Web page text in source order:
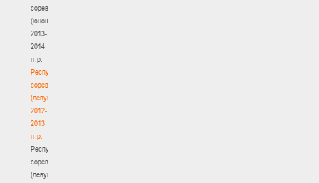
соревнования
(юноши)
2013-
2014
гг.р.
Республиканские
соревнования
(девушки)
2012-
2013
гг.р.
Республиканские
соревнования
(девушки)